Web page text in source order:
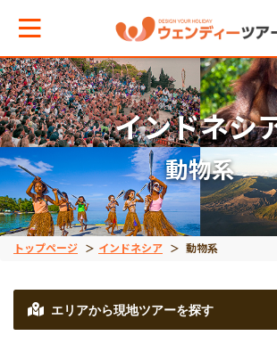
トップページ インドネシア 動物系
インドネシ
動物系
エリアから現地ツアーを探す
メインメニューへ戻る
マから現地ツアーを探す
系
ツアー
メインメニューへ戻る
アからお役立ち情報を探す
ドネシア
動
象
コ
離
ヌ
世
プ
秘
ブ